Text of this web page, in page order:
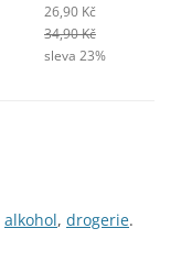
26,90 Kč
34,90 Kč
sleva 23%
alkohol, drogerie.